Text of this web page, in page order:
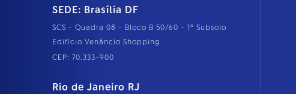
SEDE: Brasília DF
SCS - Quadra 08 - Bloco B 50/60 - 1º Subsolo
Edifício Venâncio Shopping
CEP: 70.333-900
Rio de Janeiro RJ